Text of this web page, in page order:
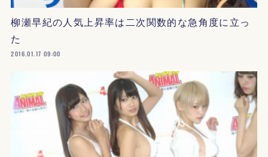
柳瀬早紀の人気上昇率は二次関数的な急角度に立っ
た
2016.01.17 09:00